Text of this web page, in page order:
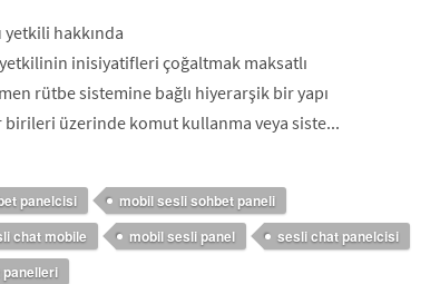
hakkında
inisiyatifleri çoğaltmak maksatlı
rütbe sistemine bağlı hiyerarşik bir yapı
üzerinde komut kullanma veya siste...
panelcisi
mobil sesli sohbet paneli
chat mobile mobil sesli panel
sesli chat panelcisi